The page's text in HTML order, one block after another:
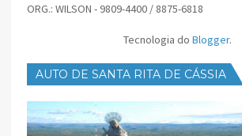
ORG.: WILSON - 9809-4400 / 8875-6818
Tecnologia do Blogger.
AUTO DE SANTA RITA DE CÁSSIA